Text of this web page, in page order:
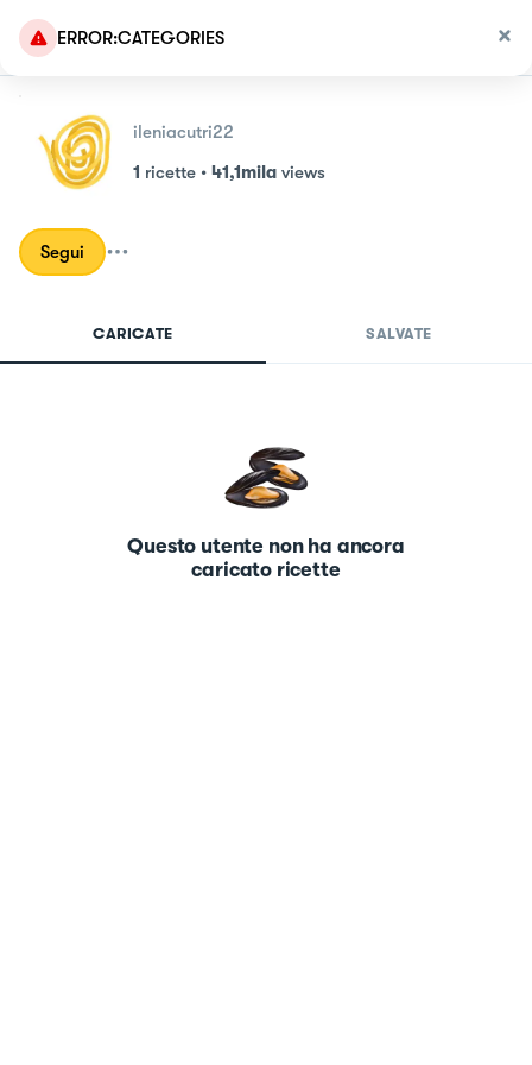
ERROR:CATEGORIES
ileniacutri22
1 ricette • 41,1mila views
Segui
CARICATE SALVATE
Questo utente non ha ancora
caricato ricette